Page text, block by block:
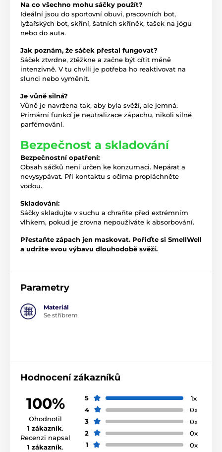
Na co všechno mohu sáčky použít?
Ideální jsou do sportovní obuvi, pracovních bot,
lyžařských bot, skříní, šatních skříněk, tašek na jógu
nebo do auta.
Jak poznám, že sáček přestal fungovat?
Sáček ztvrdne, ztěžkne a začne být cítit méně
intenzivně. V tu chvíli je potřeba ho reaktivovat na
slunci nebo vyměnit.
Je vůně silná?
Vůně je navržena tak, aby byla svěží, ale jemná.
Primární funkcí je neutralizace zápachu, nikoli silné
parfémování.
Bezpečnost a skladování
Bezpečnostní opatření:
Obsah sáčků není určen ke konzumaci. Nepárat a
nevysypávat. Při kontaktu s očima propláchněte
vodou.
Skladování:
Sáčky skladujte v suchu a chraňte před extrémním
vlhkem, pokud je zrovna nepoužíváte k absorbování.
Přestaňte zápach jen maskovat. Pořiďte si SmellWell
a udržte svou výbavu dlouhodobě svěží.
Parametry
Materiál
Se stříbrem
Hodnocení zákazníků
100%
Ohodnotil
1 zákazník.
Recenzi napsal
1 zákazník.
5
1x
4
0x
3
0x
2
0x
1
0x